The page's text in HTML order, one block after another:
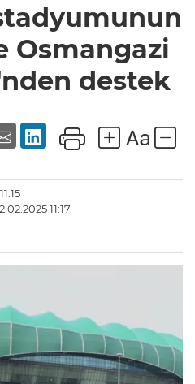
destek
Osmangazi
destek
11:17